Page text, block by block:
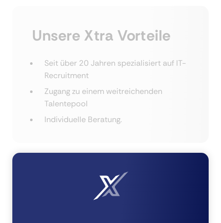
Unsere Xtra Vorteile
Seit über 20 Jahren spezialisiert auf IT-
Recruitment
Zugang zu einem weitreichenden
Talentepool
Individuelle Beratung.